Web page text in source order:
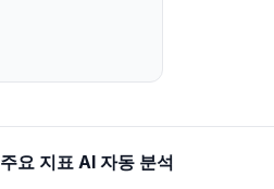
주요 지표 AI 자동 분석